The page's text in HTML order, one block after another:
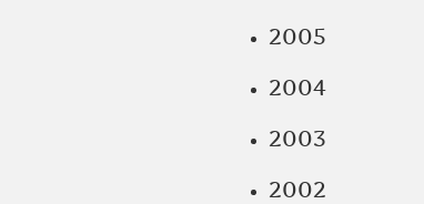
2005
2004
2003
2002